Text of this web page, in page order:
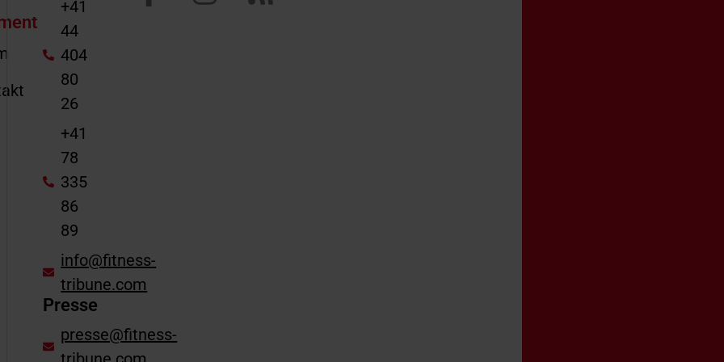
+41
44
404
80
26
+41
78
335
86
89
info@fitness-
tribune.com
Presse
presse@fitness-